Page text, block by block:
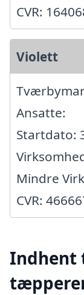
CVR:
Violett
Ansatte:
Startdato:
Mindre
CVR:
Indhent